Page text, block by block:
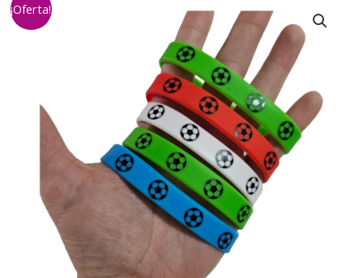
¡Oferta!